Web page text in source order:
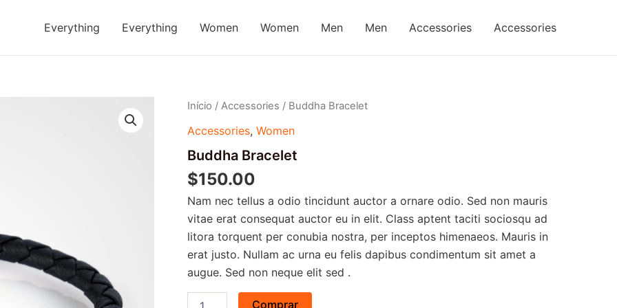
Everything Everything Women Women Men Men Accessories Accessories
Início / Accessories / Buddha Bracelet
Accessories, Women
Buddha Bracelet
$150.00
Nam nec tellus a odio tincidunt auctor a ornare odio. Sed non mauris
vitae erat consequat auctor eu in elit. Class aptent taciti sociosqu ad
litora torquent per conubia nostra, per inceptos himenaeos. Mauris in
erat justo. Nullam ac urna eu felis dapibus condimentum sit amet a
augue. Sed non neque elit sed .
Buddha
quantidade
Comprar